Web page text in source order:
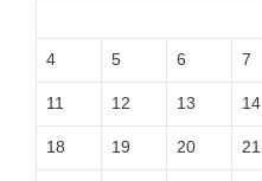
4 5 6 7
11 12 13 14
18 19 20 21